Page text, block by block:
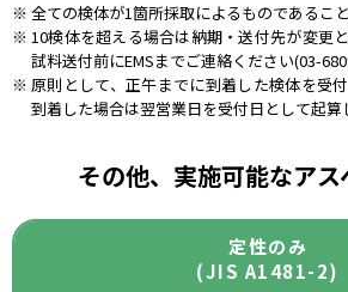
全ての検体が1箇所採取によるものであること
10検体を超える場合は納期・送付先が変更
試料送付前にEMSまでご連絡ください(03-
原則として、正午までに到着した検体を受
到着した場合は翌営業日を受付日として起算
その他、実施可能なア
定性のみ
(JIS A1481-2)